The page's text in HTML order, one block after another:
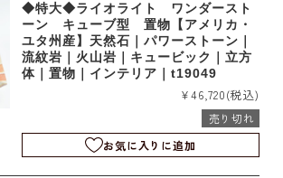
◆特大◆ライオライト ワンダースト
ーン キューブ型 置物【アメリカ・
ユタ州産】天然石｜パワーストーン｜
流紋岩｜火山岩｜キュービック｜立方
体｜置物｜インテリア｜t19049
¥46,720(税込)
売り切れ
お気に入りに追加